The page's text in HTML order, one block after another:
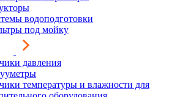
водоподготовки
под мойку
давления
температуры и влажности для